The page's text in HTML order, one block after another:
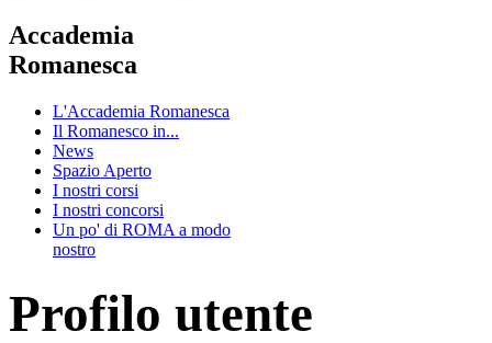
Accademia
Romanesca
L'Accademia Romanesca
Il Romanesco in...
News
Spazio Aperto
I nostri corsi
I nostri concorsi
Un po' di ROMA a modo
nostro
Profilo utente